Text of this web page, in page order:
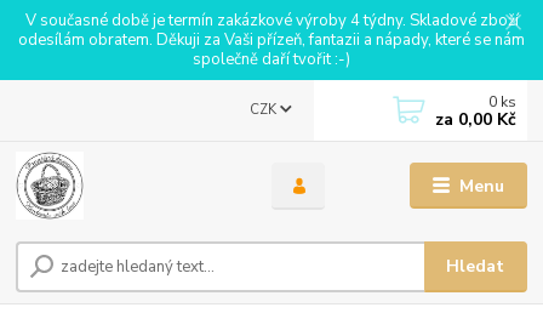
V současné době je termín zakázkové výroby 4 týdny. Skladové zboží
odesílám obratem. Děkuji za Vaši přízeň, fantazii a nápady, které se nám
společně daří tvořit :-)
Menu
CZK
Hledat
0 ks
za 0,00 Kč